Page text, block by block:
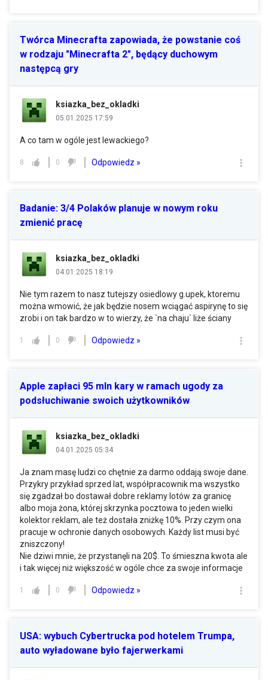
Twórca Minecrafta zapowiada, że powstanie coś
w rodzaju "Minecrafta 2", będący duchowym
następcą gry
ksiazka_bez_okladki
05.01.2025 17:59
A co tam w ogóle jest lewackiego?
8 0 Odpowiedz »
Badanie: 3/4 Polaków planuje w nowym roku
zmienić pracę
ksiazka_bez_okladki
04.01.2025 18:19
Nie tym razem to nasz tutejszy osiedlowy g.upek, ktoremu
można wmowić, że jak będzie nosem wciągać aspirynę to się
zrobi i on tak bardzo w to wierzy, że `na chaju` liże ściany
1 0 Odpowiedz »
Apple zapłaci 95 mln kary w ramach ugody za
podsłuchiwanie swoich użytkowników
ksiazka_bez_okladki
04.01.2025 05:34
Ja znam masę ludzi co chętnie za darmo oddają swoje dane.
Przykry przykład sprzed lat, współpracownik ma wszystko
się zgadzał bo dostawał dobre reklamy lotów za granicę
albo moja żona, której skrzynka pocztowa to jeden wielki
kolektor reklam, ale też dostała zniżkę 10%. Przy czym ona
pracuje w ochronie danych osobowych. Każdy list musi być
zniszczony!
Nie dziwi mnie, że przystanęli na 20$. To śmieszna kwota ale
i tak więcej niż większość w ogóle chce za swoje informacje
1 0 Odpowiedz »
USA: wybuch Cybertrucka pod hotelem Trumpa,
auto wyładowane było fajerwerkami